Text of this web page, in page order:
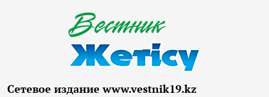
Сетевое издание www.vestnik19.kz